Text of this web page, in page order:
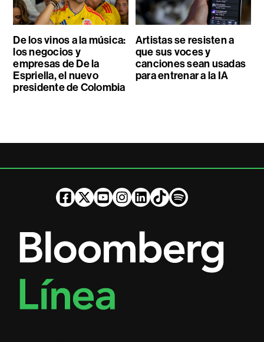
De los vinos a la música:
los negocios y
empresas de De la
Espriella, el nuevo
presidente de Colombia
Artistas se resisten a
que sus voces y
canciones sean usadas
para entrenar a la IA